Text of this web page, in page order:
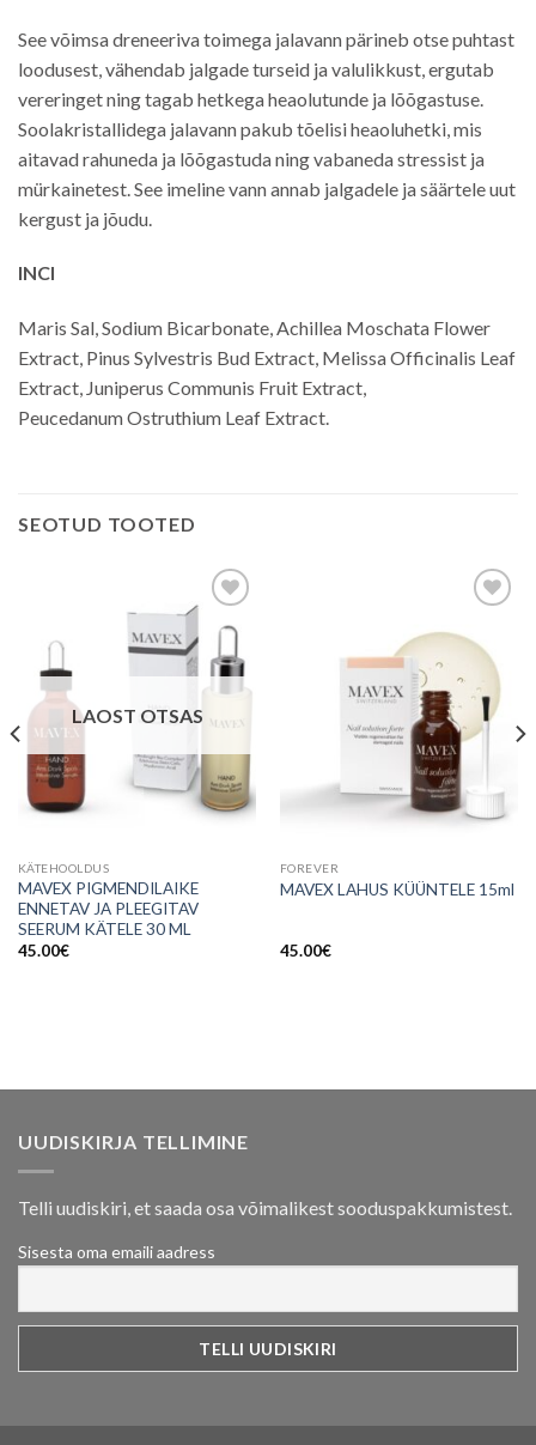
See võimsa dreneeriva toimega jalavann pärineb otse puhtast
loodusest, vähendab jalgade turseid ja valulikkust, ergutab
vereringet ning tagab hetkega heaolutunde ja lõõgastuse.
Soolakristallidega jalavann pakub tõelisi heaoluhetki, mis
aitavad rahuneda ja lõõgastuda ning vabaneda stressist ja
mürkainetest. See imeline vann annab jalgadele ja säärtele uut
kergust ja jõudu.
INCI
Maris Sal, Sodium Bicarbonate, Achillea Moschata Flower
Extract, Pinus Sylvestris Bud Extract, Melissa Officinalis Leaf
Extract, Juniperus Communis Fruit Extract,
Peucedanum Ostruthium Leaf Extract.
SEOTUD TOOTED
soovinimekirja
LAOST OTSAS
KÄTEHOOLDUS
MAVEX PIGMENDILAIKE
ENNETAV JA PLEEGITAV
SEERUM KÄTELE 30 ML
45.00€
Lisa
soovinimekirja
FOREVER
MAVEX LAHUS KÜÜNTELE 15ml
45.00€
UUDISKIRJA TELLIMINE
Telli uudiskiri, et saada osa võimalikest sooduspakkumistest.
Sisesta oma emaili aadress